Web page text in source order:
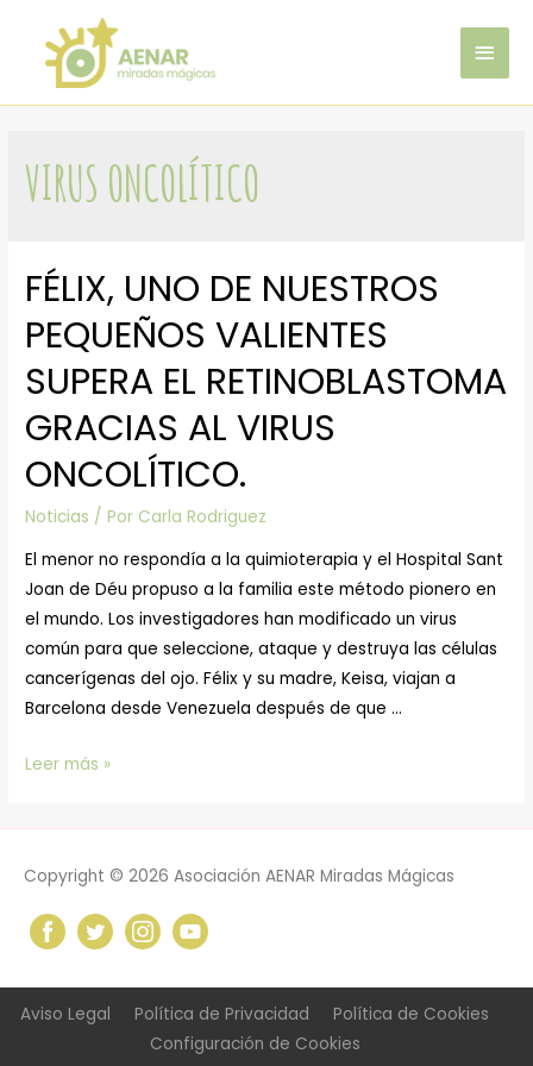
contenido
VIRUS ONCOLÍTICO
FÉLIX, UNO DE NUESTROS
PEQUEÑOS VALIENTES
SUPERA EL RETINOBLASTOMA
GRACIAS AL VIRUS
ONCOLÍTICO.
Noticias / Por Carla Rodriguez
El menor no respondía a la quimioterapia y el Hospital Sant
Joan de Déu propuso a la familia este método pionero en
el mundo. Los investigadores han modificado un virus
común para que seleccione, ataque y destruya las células
cancerígenas del ojo. Félix y su madre, Keisa, viajan a
Barcelona desde Venezuela después de que …
Félix,
pequeños
valientes
supera
Retinoblastoma
Leer más »
Copyright © 2026 Asociación AENAR Miradas Mágicas
Aviso Legal Política de Privacidad
Política de Cookies
Configuración de Cookies